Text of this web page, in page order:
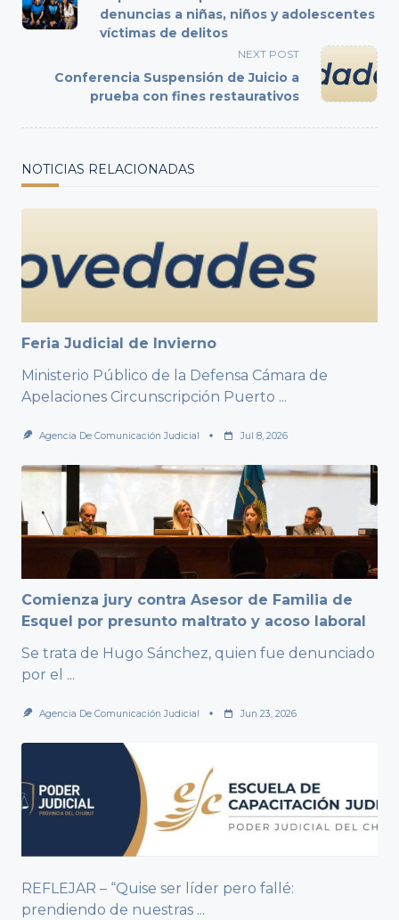
subtitle
screen-
text">Page</span>
denuncias a niñas, niños y adolescentes
víctimas de delitos
NEXT POST
Conferencia Suspensión de Juicio a
prueba con fines restaurativos
NOTICIAS RELACIONADAS
Feria Judicial de Invierno
Ministerio Público de la Defensa Cámara de
Apelaciones Circunscripción Puerto ...
Agencia De Comunicación Judicial Jul 8, 2026
Comienza jury contra Asesor de Familia de
Esquel por presunto maltrato y acoso laboral
Se trata de Hugo Sánchez, quien fue denunciado
por el ...
Agencia De Comunicación Judicial Jun 23, 2026
REFLEJAR – “Quise ser líder pero fallé:
prendiendo de nuestras ...